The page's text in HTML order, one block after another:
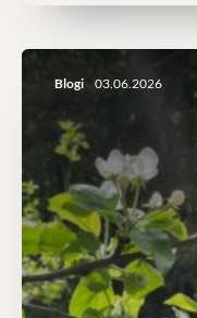
Blogi 03.06.2026